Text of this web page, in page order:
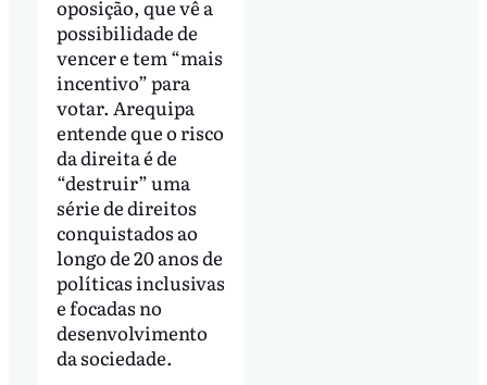
oposição, que vê a
possibilidade de
vencer e tem “mais
incentivo” para
votar. Arequipa
entende que o risco
da direita é de
“destruir” uma
série de direitos
conquistados ao
longo de 20 anos de
políticas inclusivas
e focadas no
desenvolvimento
da sociedade.